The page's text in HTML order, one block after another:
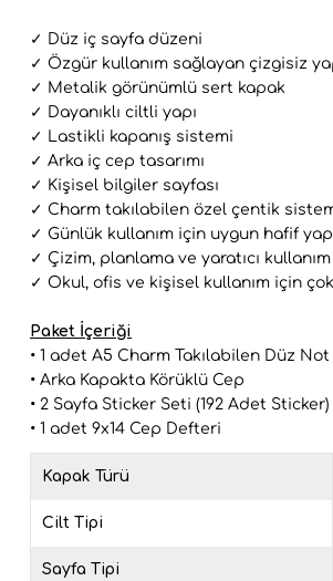
✓ Düz iç sayfa düzeni
✓ Özgür kullanım sağlayan çizgisiz
✓ Metalik görünümlü sert kapak
✓ Dayanıklı ciltli yapı
✓ Lastikli kapanış sistemi
✓ Arka iç cep tasarımı
✓ Kişisel bilgiler sayfası
✓ Charm takılabilen özel çentik
✓ Günlük kullanım için uygun hafif
✓ Çizim, planlama ve yaratıcı
✓ Okul, ofis ve kişisel kullanım için
Paket İçeriği
• 1 adet A5 Charm Takılabilen Düz
• Arka Kapakta Körüklü Cep
• 2 Sayfa Sticker Seti (192 Adet Sticker)
• 1 adet 9x14 Cep Defteri
Kapak Türü
Cilt Tipi
Sayfa Tipi